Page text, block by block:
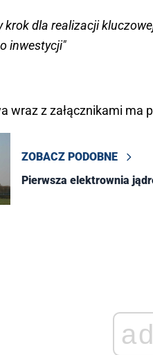
krok dla realizacji
inwestycji"
wraz z załącznikami ma
ZOBACZ PODOBNE
Pierwsza elektrownia
ad